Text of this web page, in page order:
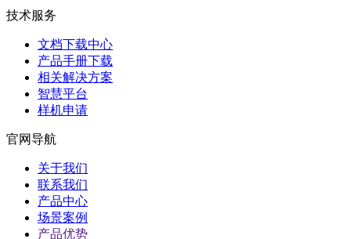
技术服务
文档下载中心
产品手册下载
相关解决方案
智慧平台
样机申请
官网导航
关于我们
联系我们
产品中心
场景案例
产品优势